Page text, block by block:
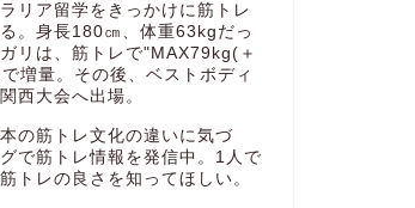
リア留学をきっかけに筋トレ
。身長180㎝、体重63kgだっ
リは、筋トレで"MAX79kg(＋
増量。その後、ベストボディ
西大会へ出場。
の筋トレ文化の違いに気づ
で筋トレ情報を発信中。1人で
トレの良さを知ってほしい。